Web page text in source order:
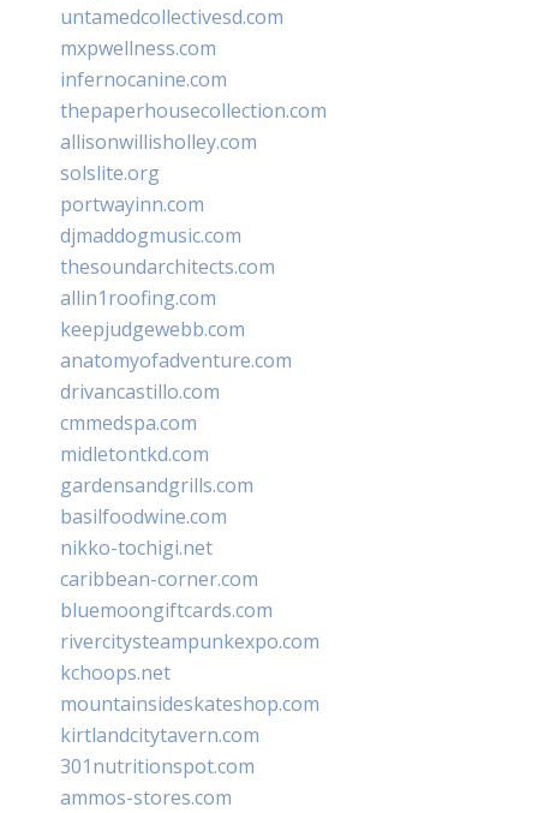
untamedcollectivesd.com
mxpwellness.com
infernocanine.com
thepaperhousecollection.com
allisonwillisholley.com
solslite.org
portwayinn.com
djmaddogmusic.com
thesoundarchitects.com
allin1roofing.com
keepjudgewebb.com
anatomyofadventure.com
drivancastillo.com
cmmedspa.com
midletontkd.com
gardensandgrills.com
basilfoodwine.com
nikko-tochigi.net
caribbean-corner.com
bluemoongiftcards.com
rivercitysteampunkexpo.com
kchoops.net
mountainsideskateshop.com
kirtlandcitytavern.com
301nutritionspot.com
ammos-stores.com